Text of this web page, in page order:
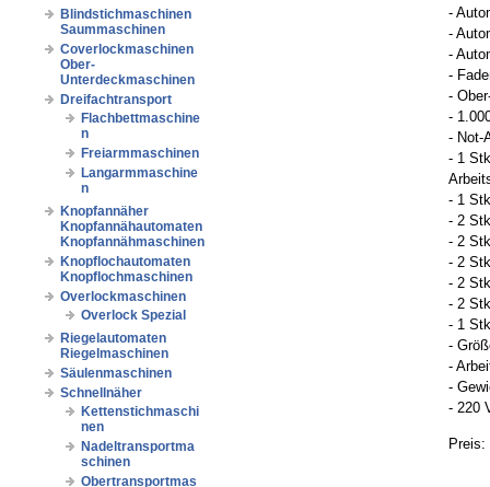
Blindstichmaschinen
Saummaschinen
Coverlockmaschinen
Ober-
Unterdeckmaschinen
Dreifachtransport
Flachbettmaschine
n
Freiarmmaschinen
Langarmmaschine
n
Knopfannäher
Knopfannähautomaten
Knopfannähmaschinen
Knopflochautomaten
Knopflochmaschinen
Overlockmaschinen
Overlock Spezial
Riegelautomaten
Riegelmaschinen
Säulenmaschinen
Schnellnäher
Kettenstichmaschi
nen
Nadeltransportma
schinen
Obertransportmas
-
-
-
-
-
-
- Not-
- 1
- 1
- 2
- 2
- 2
- 2
- 2
- 1
-
-
-
- 220
Preis: